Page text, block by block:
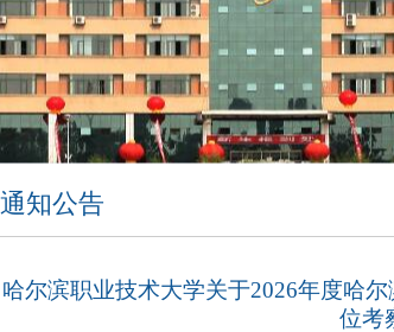
通知公告
哈尔滨职业技术大学关于2026年度哈
位考